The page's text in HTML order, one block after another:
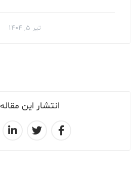
انتشار این مقاله
تیر ۵, ۱۴۰۴